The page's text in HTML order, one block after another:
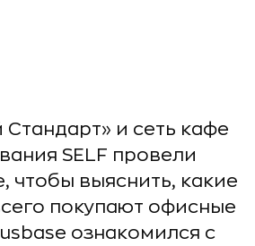
Стандарт» и сеть кафе
SELF провели
чтобы выяснить, какие
покупают офисные
ознакомился с